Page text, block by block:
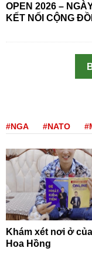
OPEN 2026 –
KẾT NỐI CỘNG
#NGA #NATO
Khám xét nơi ở
Hoa Hồng